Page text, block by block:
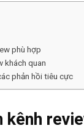
phù hợp
khách quan
phản hồi tiêu cực
kênh